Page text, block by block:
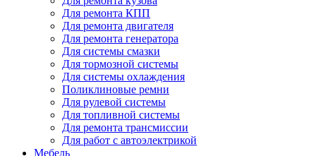
Для ремонта КПП
Для ремонта двигателя
Для ремонта генератора
Для системы смазки
Для тормозной системы
Для системы охлаждения
Поликлиновые ремни
Для рулевой системы
Для топливной системы
Для ремонта трансмиссии
Для работ с автоэлектрикой
Мебель